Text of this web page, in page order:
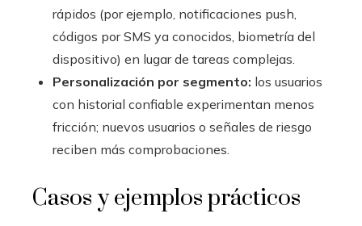
rápidos (por ejemplo, notificaciones push,
códigos por SMS ya conocidos, biometría del
dispositivo) en lugar de tareas complejas.
Personalización por segmento: los usuarios
con historial confiable experimentan menos
fricción; nuevos usuarios o señales de riesgo
reciben más comprobaciones.
Casos y ejemplos prácticos